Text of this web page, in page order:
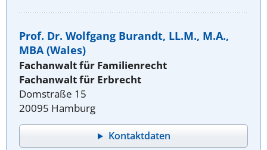
Prof. Dr. Wolfgang Burandt, LL.M., M.A.,
MBA (Wales)
Fachanwalt für Familienrecht
Fachanwalt für Erbrecht
Domstraße 15
20095 Hamburg
Kontaktdaten